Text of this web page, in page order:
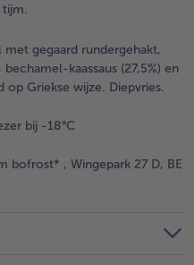
gegaard rundergehakt,
kaassaus (27,5%) en
op Griekse wijze. Diepvries.
bij -18°C
bofrost* , Wingepark 27 D, BE